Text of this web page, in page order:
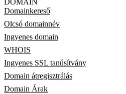
DOMAIN
Domainkereső
Olcsó domainnév
Ingyenes domain
WHOIS
Ingyenes SSL tanúsítvány
Domain átregisztrálás
Domain Árak